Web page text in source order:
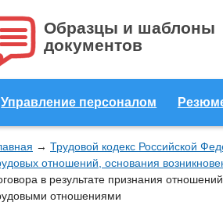
Образцы и шаблоны
документов
Управление персоналом
→ Трудовой кодекс Российской
отношений, основания
в результате признания
отношениями